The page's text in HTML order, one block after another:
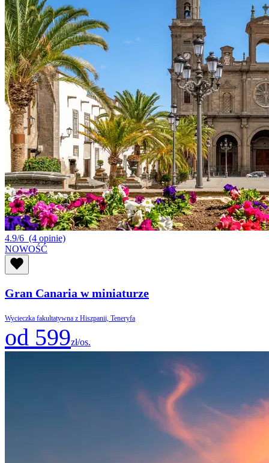
4.9/6 (4 opinie)
NOWOŚĆ
Gran Canaria w miniaturze
Wycieczka fakultatywna z Hiszpanii, Teneryfa
od 599zł/os.